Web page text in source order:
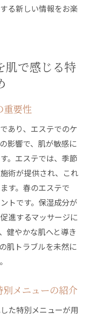
る新しい情報をお楽
肌で感じる特
重要性
あり、エステでのケ
影響で、肌が敏感に
。エステでは、季節
術が提供され、これ
す。春のエステで
トです。保湿成分が
進するマッサージに
健やかな肌へと導き
肌トラブルを未然に
メニューの紹介
た特別メニューが用